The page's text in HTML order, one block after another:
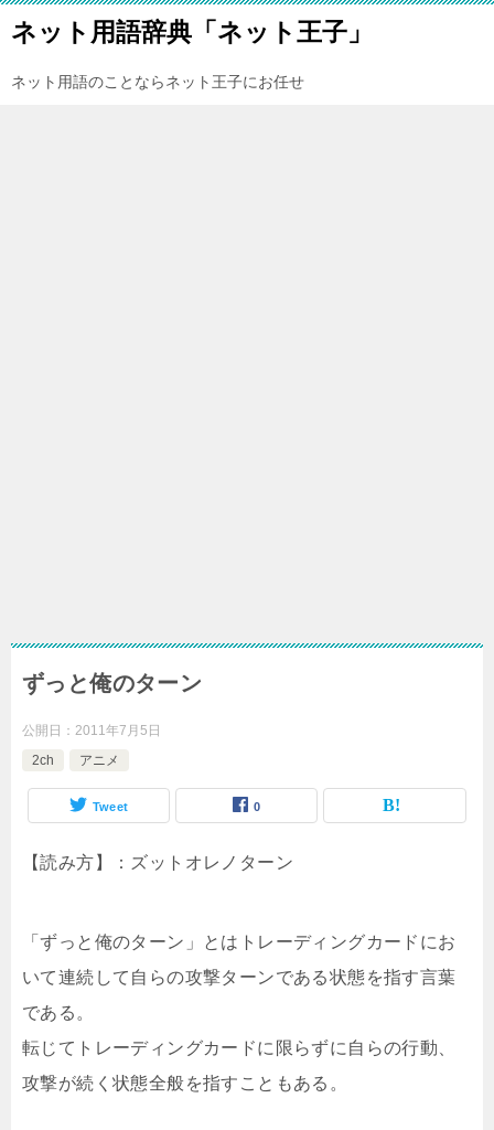
ネット用語辞典「ネット王子」
ネット用語のことならネット王子にお任せ
ずっと俺のターン
公開日： 2011年7月5日
2ch
アニメ
Tweet 0
【読み方】：ズットオレノターン
「ずっと俺のターン」とはトレーディングカードにお
いて連続して自らの攻撃ターンである状態を指す言葉
である。
転じてトレーディングカードに限らずに自らの行動、
攻撃が続く状態全般を指すこともある。